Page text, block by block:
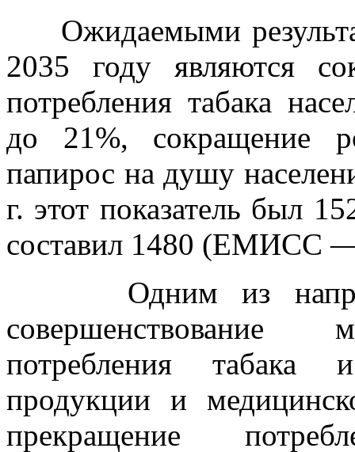
Ожидаемыми
2035 году являются
потребления табака
до 21%, сокращение
папирос на душу
г. этот показатель был
составил 1480 (ЕМИСС
Одним из
совершенствование
потребления табака
продукции и
прекращение